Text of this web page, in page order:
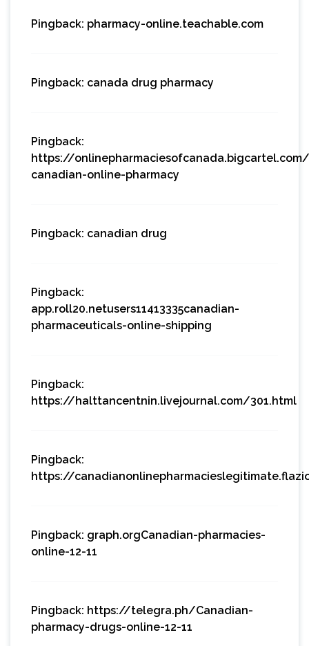
Pingback: pharmacy-online.teachable.com
Pingback: canada drug pharmacy
Pingback:
https://
canadian-online-pharmacy
Pingback: canadian drug
Pingback:
app.roll20.netusers11413335canadian-
pharmaceuticals-online-shipping
Pingback:
https://halttancentnin.livejournal.com/301.html
Pingback:
https://
Pingback: graph.orgCanadian-pharmacies-
online-12-11
Pingback: https://telegra.ph/Canadian-
pharmacy-drugs-online-12-11